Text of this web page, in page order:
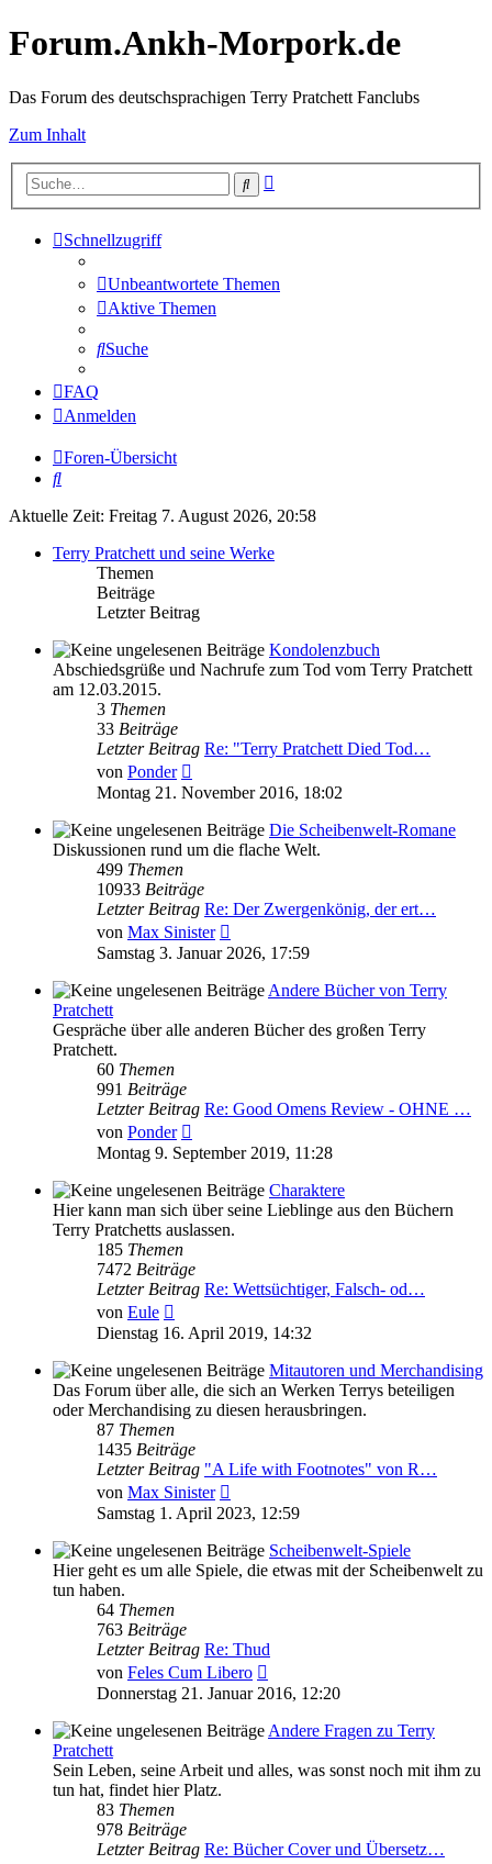
Forum.Ankh-Morpork.de
Das Forum des deutschsprachigen Terry Pratchett Fanclubs
Zum Inhalt
Suche
Schnellzugriff
Unbeantwortete Themen
Aktive Themen
Suche
FAQ
Anmelden
Foren-Übersicht
Suche
Aktuelle Zeit: Freitag 7. August 2026, 20:58
Terry Pratchett und seine Werke
Themen
Beiträge
Letzter Beitrag
Kondolenzbuch
Abschiedsgrüße und Nachrufe zum Tod vom Terry Pratchett
am 12.03.2015.
3 Themen
33 Beiträge
Letzter Beitrag Re: "Terry Pratchett Died Tod…
von Ponder
Beitrag
Montag 21. November 2016, 18:02
Die Scheibenwelt-Romane
Diskussionen rund um die flache Welt.
499 Themen
10933 Beiträge
Letzter Beitrag Re: Der Zwergenkönig, der ert…
von Max Sinister
Beitrag
Samstag 3. Januar 2026, 17:59
Andere Bücher von Terry
Pratchett
Gespräche über alle anderen Bücher des großen Terry
Pratchett.
60 Themen
991 Beiträge
Letzter Beitrag Re: Good Omens Review - OHNE …
von Ponder
Beitrag
Montag 9. September 2019, 11:28
Charaktere
Hier kann man sich über seine Lieblinge aus den Büchern
Terry Pratchetts auslassen.
185 Themen
7472 Beiträge
Letzter Beitrag Re: Wettsüchtiger, Falsch- od…
von Eule
Beitrag
Dienstag 16. April 2019, 14:32
Mitautoren und Merchandising
Das Forum über alle, die sich an Werken Terrys beteiligen
oder Merchandising zu diesen herausbringen.
87 Themen
1435 Beiträge
Letzter Beitrag "A Life with Footnotes" von R…
von Max Sinister
Beitrag
Samstag 1. April 2023, 12:59
Scheibenwelt-Spiele
Hier geht es um alle Spiele, die etwas mit der Scheibenwelt zu
tun haben.
64 Themen
763 Beiträge
Letzter Beitrag Re: Thud
von Feles Cum Libero
Beitrag
Donnerstag 21. Januar 2016, 12:20
Andere Fragen zu Terry
Pratchett
Sein Leben, seine Arbeit und alles, was sonst noch mit ihm zu
tun hat, findet hier Platz.
83 Themen
978 Beiträge
Letzter Beitrag Re: Bücher Cover und Übersetz…